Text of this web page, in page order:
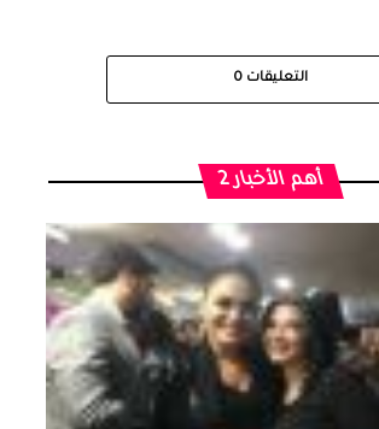
التعليقات 0
أهم الأخبار 2